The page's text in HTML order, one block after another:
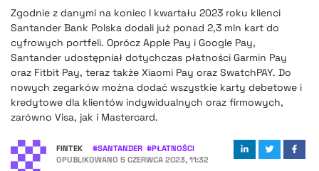
PODCASTY
FINTEKEXTRA
OKIEM EKSPERTA
Zgodnie z danymi na koniec I kwartału 2023 roku klienci
Santander Bank Polska dodali już ponad 2,3 mln kart do
cyfrowych portfeli. Oprócz Apple Pay i Google Pay,
Santander udostępniał dotychczas płatności Garmin Pay
oraz Fitbit Pay, teraz także Xiaomi Pay oraz SwatchPAY. Do
nowych zegarków można dodać wszystkie karty debetowe i
kredytowe dla klientów indywidualnych oraz firmowych,
zarówno Visa, jak i Mastercard.
FINTEK #SANTANDER #PŁATNOŚCI
OPUBLIKOWANO 5 CZERWCA 2023, 11:32